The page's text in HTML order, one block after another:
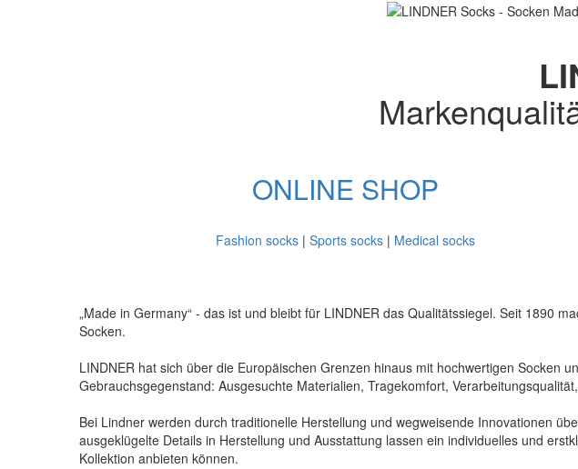
ONLINE SHOP
Fashion socks | Sports socks | Medical socks
„Made in Germany“ - das ist und bleibt für LINDNER das Qualitätssiegel. Seit 1890
Socken.
LINDNER hat sich über die Europäischen Grenzen hinaus mit hochwertigen Socken
Gebrauchsgegenstand: Ausgesuchte Materialien, Tragekomfort,
Bei Lindner werden durch traditionelle Herstellung und wegweisende Innovationen
ausgeklügelte Details in Herstellung und Ausstattung lassen ein individuelles und
Kollektion anbieten können.